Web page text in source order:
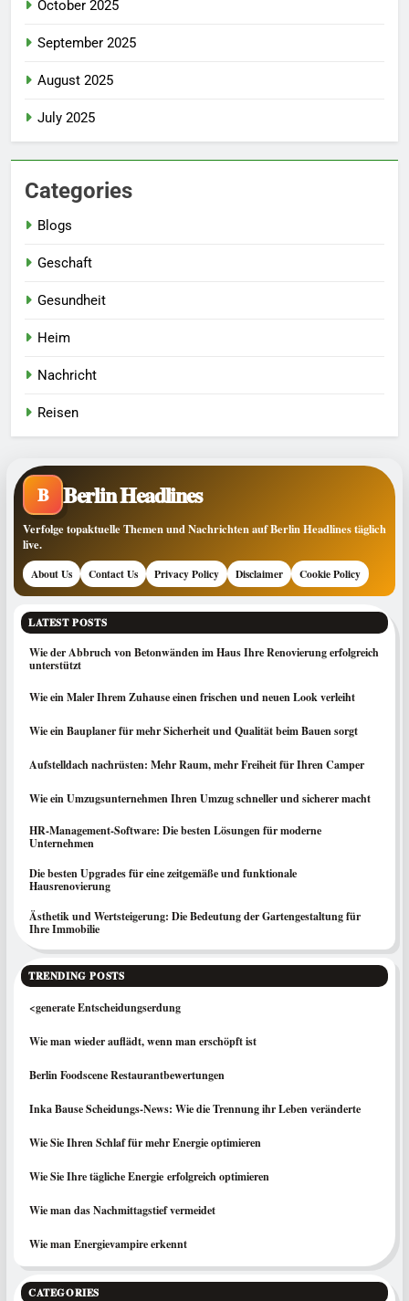
October 2025
September 2025
August 2025
July 2025
Categories
Blogs
Geschaft
Gesundheit
Heim
Nachricht
Reisen
B Berlin Headlines
Verfolge topaktuelle Themen und Nachrichten auf Berlin Headlines täglich
live.
About Us Contact Us Privacy Policy Disclaimer Cookie Policy
LATEST POSTS
Wie der Abbruch von Betonwänden im Haus Ihre Renovierung erfolgreich
unterstützt
Wie ein Maler Ihrem Zuhause einen frischen und neuen Look verleiht
Wie ein Bauplaner für mehr Sicherheit und Qualität beim Bauen sorgt
Aufstelldach nachrüsten: Mehr Raum, mehr Freiheit für Ihren Camper
Wie ein Umzugsunternehmen Ihren Umzug schneller und sicherer macht
HR-Management-Software: Die besten Lösungen für moderne
Unternehmen
Die besten Upgrades für eine zeitgemäße und funktionale
Hausrenovierung
Ästhetik und Wertsteigerung: Die Bedeutung der Gartengestaltung für
Ihre Immobilie
TRENDING POSTS
<generate Entscheidungserdung
Wie man wieder auflädt, wenn man erschöpft ist
Berlin Foodscene Restaurantbewertungen
Inka Bause Scheidungs‑News: Wie die Trennung ihr Leben veränderte
Wie Sie Ihren Schlaf für mehr Energie optimieren
Wie Sie Ihre tägliche Energie erfolgreich optimieren
Wie man das Nachmittagstief vermeidet
Wie man Energievampire erkennt
CATEGORIES